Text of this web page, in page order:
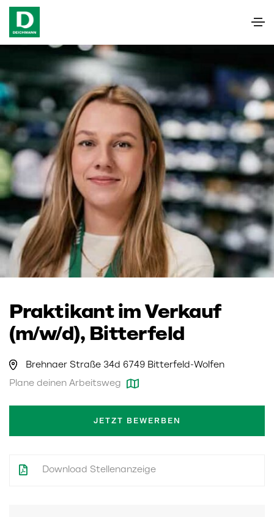
Praktikant im Verkauf
(m/w/d), Bitterfeld
Brehnaer Straße 34d 6749 Bitterfeld-Wolfen
Plane deinen Arbeitsweg
JETZT BEWERBEN
Download Stellenanzeige